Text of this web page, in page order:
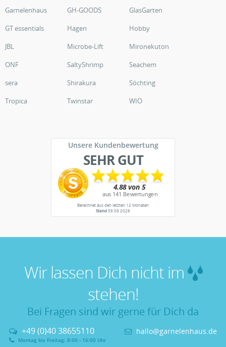
Garnelenhaus
GH-GOODS
GlasGarten
GT essentials
Hagen
Hobby
JBL
Microbe-Lift
Mironekuton
ONF
SaltyShrimp
Seachem
sera
Shirakura
Söchting
Tropica
Twinstar WIO
Unsere Kundenbewertung
SEHR GUT
Berechnet aus den letzten 12 Monaten
Stand09.08.2026
Wir lassen Dich nicht im
stehen!
Bei Fragen sind wir gerne für Dich da
+49 (0)40 38655110
Montag bis Freitag: 8:00 - 16:00 Uhr
hallo@garnelenhaus.de